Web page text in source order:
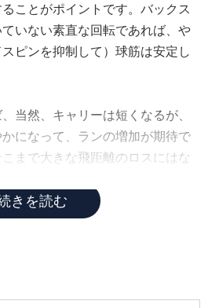
ことがポイントです。バックス
いない素直な回転であれば、や
ピンを抑制して）球筋は安定し
当然、キャリーは短くなるが、
になって、ランの増加が期待で
まで大きな飛距離のロスにはな
きを読む